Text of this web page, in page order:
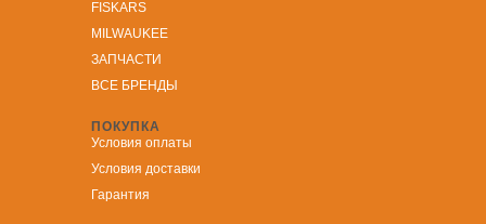
FISKARS
MILWAUKEE
ЗАПЧАСТИ
ВСЕ БРЕНДЫ
ПОКУПКА
Условия оплаты
Условия доставки
Гарантия